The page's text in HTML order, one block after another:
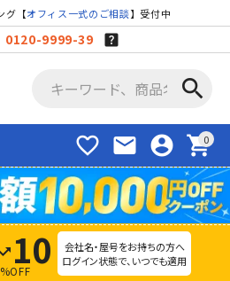
グ【オフィス一式のご相談】受付中
0120-9999-39
search
favorite_border mail account_circle shopping_cart
10
%OFF
会社名・屋号をお持ちの方へ
ログイン状態で、いつでも適用